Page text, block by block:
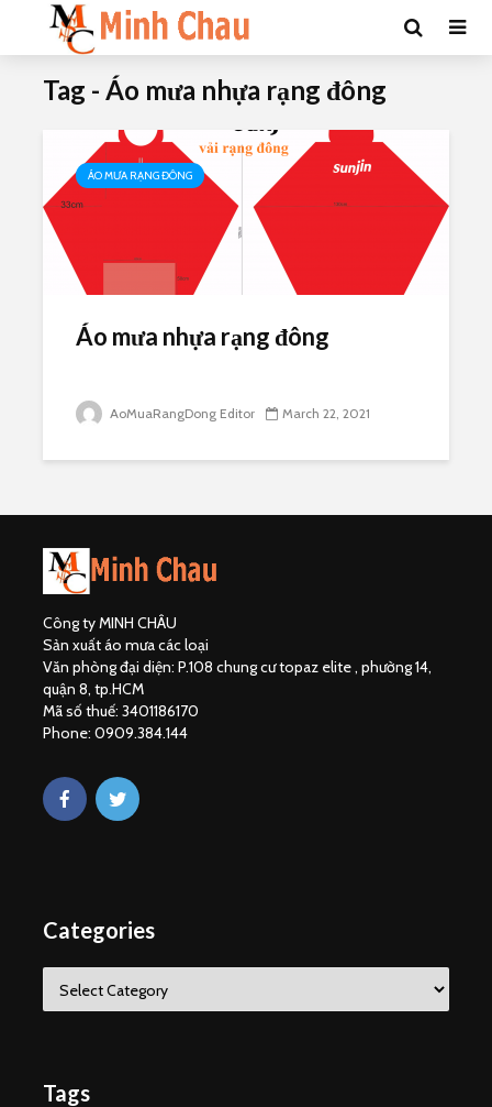
Tag - Áo mưa nhựa rạng đông
ÁO MƯA RẠNG ĐÔNG
Áo mưa nhựa rạng đông
AoMuaRangDong Editor March 22, 2021
Công ty MINH CHÂU
Sản xuất áo mưa các loại
Văn phòng đại diện: P.108 chung cư topaz elite , phường 14,
quận 8, tp.HCM
Mã số thuế: 3401186170
Phone: 0909.384.144
Categories
o
Tags